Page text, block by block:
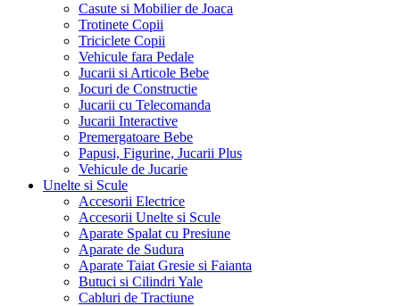
Casute si Mobilier de Joaca
Trotinete Copii
Triciclete Copii
Vehicule fara Pedale
Jucarii si Articole Bebe
Jocuri de Constructie
Jucarii cu Telecomanda
Jucarii Interactive
Premergatoare Bebe
Papusi, Figurine, Jucarii Plus
Vehicule de Jucarie
Unelte si Scule
Accesorii Electrice
Accesorii Unelte si Scule
Aparate Spalat cu Presiune
Aparate de Sudura
Aparate Taiat Gresie si Faianta
Butuci si Cilindri Yale
Cabluri de Tractiune